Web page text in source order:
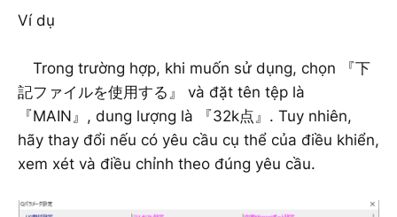
Ví dụ
Trong trường hợp, khi muốn sử dụng, chọn 『下
記ファイルを使用する』 và đặt tên tệp là
『MAIN』, dung lượng là 『32k点』. Tuy nhiên,
hãy thay đổi nếu có yêu cầu cụ thể của điều khiển,
xem xét và điều chỉnh theo đúng yêu cầu.